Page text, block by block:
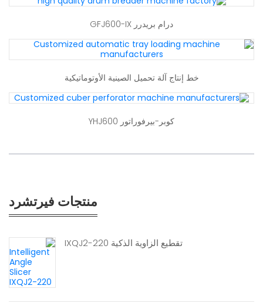
درام بريدرر GFJ600-IX
خط إنتاج آلة تحميل الصينية الأوتوماتيكية
كوبر-بيرفوراتور YHJ600
منتجات فيرتشرد
تقطيع الزاوية الذكية IXQJ2-220